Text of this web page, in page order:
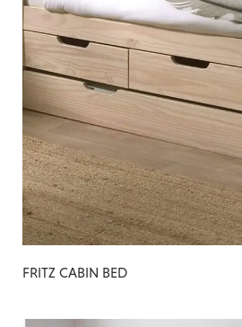
FRITZ CABIN BED